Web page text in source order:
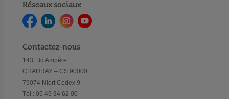
Réseaux sociaux
Contactez-nous
143, Bd Ampère
CHAURAY – CS 90000
79074 Niort Cedex 9
Tél : 05 49 34 62 00